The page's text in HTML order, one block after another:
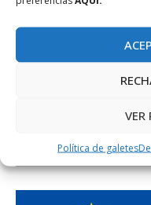
VER
Política de galetes
PROJECTE